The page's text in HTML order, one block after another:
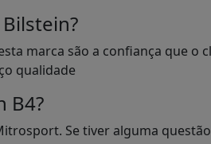
marca são a confiança que o
qualidade
B4?
Se tiver alguma